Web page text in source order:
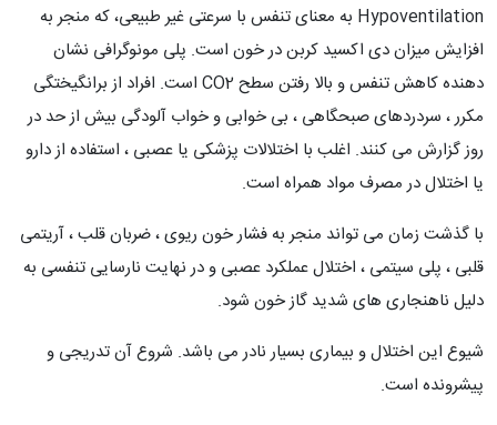
Hypoventilation به معنای تنفس با سرعتی غیر طبیعی، که منجر به
افزایش میزان دی اکسید کربن در خون است. پلی مونوگرافی نشان
دهنده کاهش تنفس و بالا رفتن سطح CO2 است. افراد از برانگیختگی
مکرر ، سردردهای صبحگاهی ، بی خوابی و خواب آلودگی بیش از حد در
روز گزارش می کنند. اغلب با اختلالات پزشکی یا عصبی ، استفاده از دارو
یا اختلال در مصرف مواد همراه است.
با گذشت زمان می تواند منجر به فشار خون ریوی ، ضربان قلب ، آریتمی
قلبی ، پلی سیتمی ، اختلال عملکرد عصبی و در نهایت نارسایی تنفسی به
دلیل ناهنجاری های شدید گاز خون شود.
شیوع این اختلال و بیماری بسیار نادر می باشد. شروع آن تدریجی و
پیشرونده است.